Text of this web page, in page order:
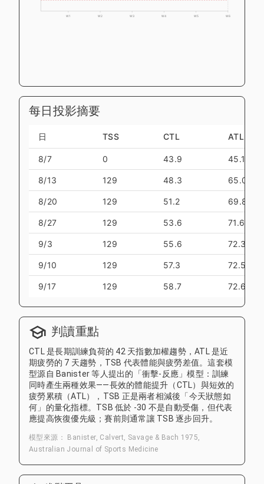
W1 W2 W3 W4 W5 W6
每日投影摘要
日 TSS CTL ATL
8/7 0 43.9 45.1
8/13 129 48.3 65.0
8/20 129 51.2 69.8
8/27 129 53.6 71.6
9/3 129 55.6 72.3
9/10 129 57.3 72.5
9/17 129 58.7 72.6
判讀重點
CTL 是長期訓練負荷的 42 天指數加權趨勢，ATL 是近
期疲勞的 7 天趨勢，TSB 代表體能與疲勞差值。這套模
型源自 Banister 等人提出的「衝擊-反應」模型：訓練
同時產生兩種效果——長效的體能提升（CTL）與短效的
疲勞累積（ATL），TSB 正是兩者相減後「今天狀態如
何」的量化指標。TSB 低於 -30 不是自動受傷，但代表
應提高恢復優先級；賽前則通常讓 TSB 逐步回升。
模型來源： Banister, Calvert, Savage & Bach 1975,
Australian Journal of Sports Medicine